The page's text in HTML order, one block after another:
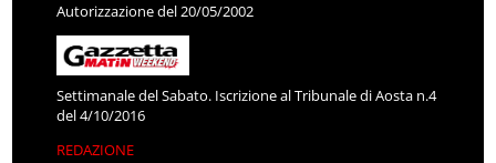
Autorizzazione del 20/05/2002
Settimanale del Sabato. Iscrizione al Tribunale di Aosta n.4
del 4/10/2016
REDAZIONE